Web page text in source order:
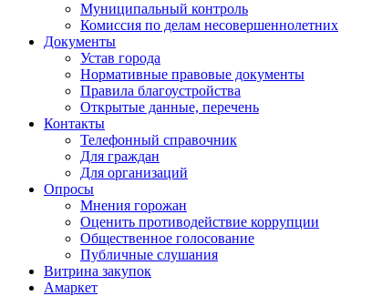
Муниципальный контроль
Комиссия по делам несовершеннолетних
Документы
Устав города
Нормативные правовые документы
Правила благоустройства
Открытые данные, перечень
Контакты
Телефонный справочник
Для граждан
Для организаций
Опросы
Мнения горожан
Оценить противодействие коррупции
Общественное голосование
Публичные слушания
Витрина закупок
Амаркет